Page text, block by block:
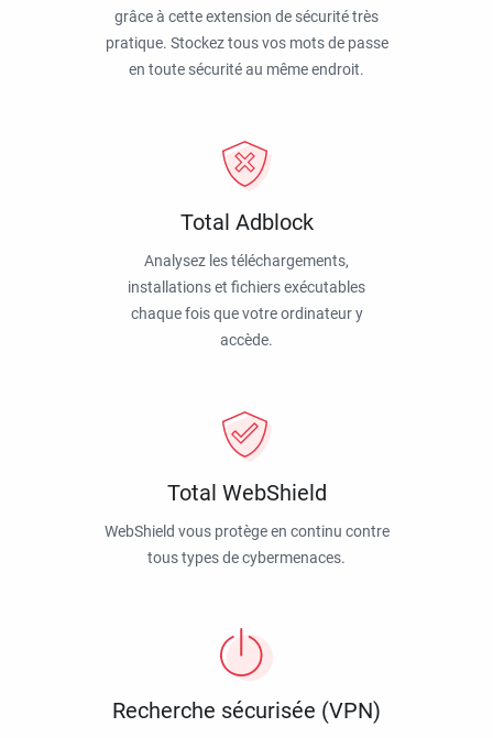
grâce à cette extension de sécurité très
pratique. Stockez tous vos mots de passe
en toute sécurité au même endroit.
Total Adblock
Analysez les téléchargements,
installations et fichiers exécutables
chaque fois que votre ordinateur y
accède.
Total WebShield
WebShield vous protège en continu contre
tous types de cybermenaces.
Recherche sécurisée (VPN)